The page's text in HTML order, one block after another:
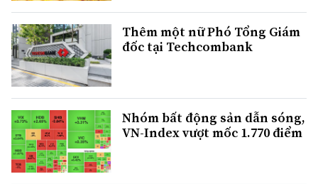
Thêm một nữ Phó Tổng Giám
đốc tại Techcombank
Nhóm bất động sản dẫn sóng,
VN-Index vượt mốc 1.770 điểm